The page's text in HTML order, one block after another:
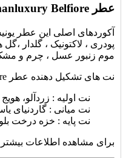
عطر Omanluxury Belfiore با رایحه گلی
آکوردهای اصلی این عطر
پودری ، لاکتونیک ، گلدار
موم زنبور عسل ، چرم و
نت های تشکیل دهنده عطر Omanluxury Belfiore عبارتند از :
نت اولیه : زردآلو، هویج
نت میانی : گاردنیای
نت پایه : خزه درخت
برای مشاهده اطلاعات